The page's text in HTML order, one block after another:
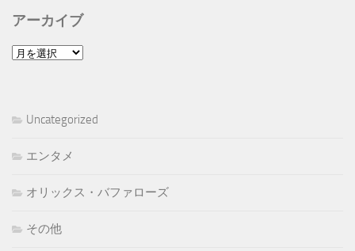
アーカイブ
ア
ブ
Uncategorized
エンタメ
オリックス・バファローズ
その他